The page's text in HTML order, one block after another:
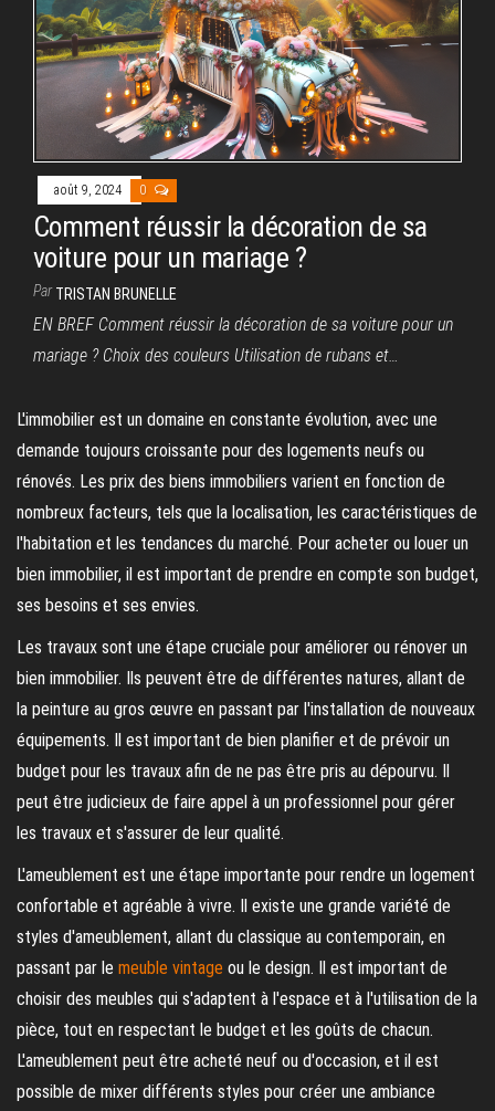
août 9, 2024 0
Comment réussir la décoration de sa
voiture pour un mariage ?
ParTRISTAN BRUNELLE
EN BREF Comment réussir la décoration de sa voiture pour un
mariage ? Choix des couleurs Utilisation de rubans et…
L'immobilier est un domaine en constante évolution, avec une
demande toujours croissante pour des logements neufs ou
rénovés. Les prix des biens immobiliers varient en fonction de
nombreux facteurs, tels que la localisation, les caractéristiques de
l'habitation et les tendances du marché. Pour acheter ou louer un
bien immobilier, il est important de prendre en compte son budget,
ses besoins et ses envies.
Les travaux sont une étape cruciale pour améliorer ou rénover un
bien immobilier. Ils peuvent être de différentes natures, allant de
la peinture au gros œuvre en passant par l'installation de nouveaux
équipements. Il est important de bien planifier et de prévoir un
budget pour les travaux afin de ne pas être pris au dépourvu. Il
peut être judicieux de faire appel à un professionnel pour gérer
les travaux et s'assurer de leur qualité.
L'ameublement est une étape importante pour rendre un logement
confortable et agréable à vivre. Il existe une grande variété de
styles d'ameublement, allant du classique au contemporain, en
passant par le meuble vintage ou le design. Il est important de
choisir des meubles qui s'adaptent à l'espace et à l'utilisation de la
pièce, tout en respectant le budget et les goûts de chacun.
L'ameublement peut être acheté neuf ou d'occasion, et il est
possible de mixer différents styles pour créer une ambiance